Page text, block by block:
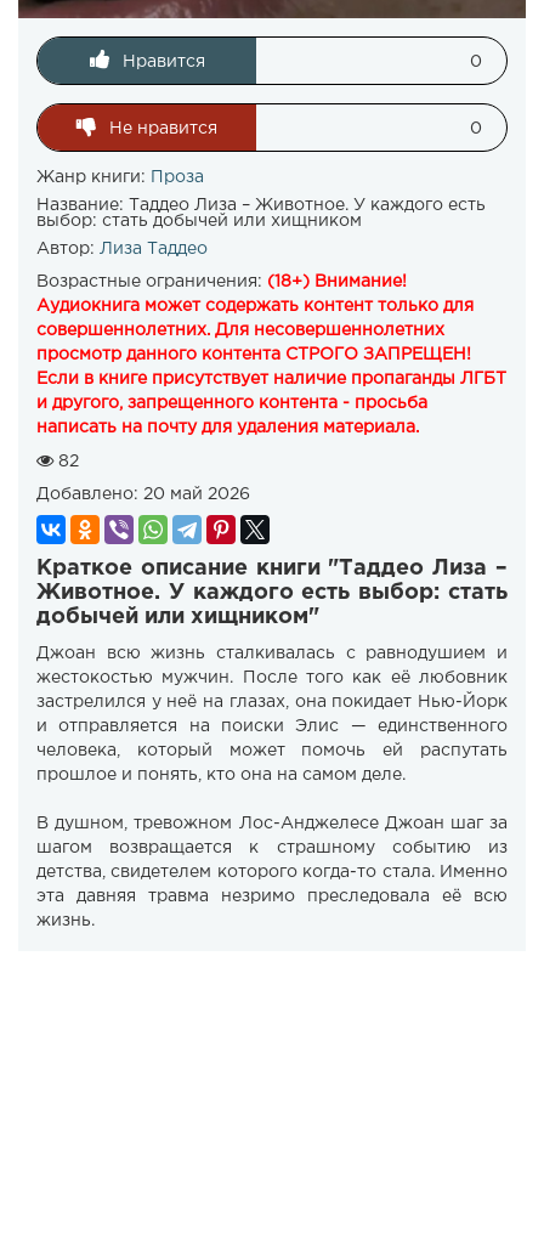
Нравится 0
Не нравится 0
Жанр книги:
Проза
Название: Таддео Лиза – Животное. У каждого есть
выбор: стать добычей или хищником
Автор: Лиза Таддео
Возрастные ограничения: (18+) Внимание!
Аудиокнига может содержать контент только для
совершеннолетних. Для несовершеннолетних
просмотр данного контента СТРОГО ЗАПРЕЩЕН!
Если в книге присутствует наличие пропаганды ЛГБТ
и другого, запрещенного контента - просьба
написать на почту для удаления материала.
82
Добавлено: 20 май 2026
Краткое описание книги "Таддео Лиза –
Животное. У каждого есть выбор: стать
добычей или хищником"
Джоан всю жизнь сталкивалась с равнодушием и
жестокостью мужчин. После того как её любовник
застрелился у неё на глазах, она покидает Нью-Йорк
и отправляется на поиски Элис — единственного
человека, который может помочь ей распутать
прошлое и понять, кто она на самом деле.
В душном, тревожном Лос-Анджелесе Джоан шаг за
шагом возвращается к страшному событию из
детства, свидетелем которого когда-то стала. Именно
эта давняя травма незримо преследовала её всю
жизнь.